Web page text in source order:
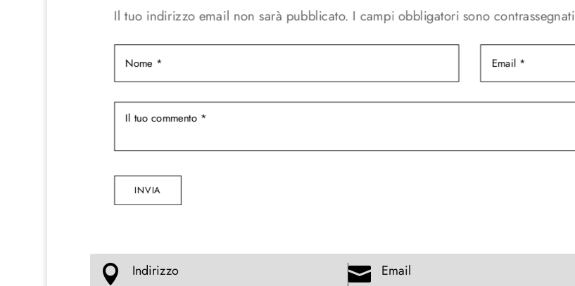
Il tuo indirizzo email non sarà pubblicato. I campi obbligatori sono contrassegnati
INVIA
 Indirizzo  Email